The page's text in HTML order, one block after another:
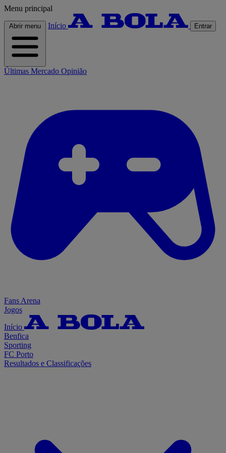
Menu principal
Abrir menu Início Entrar
Últimas Mercado Opinião
Fans Arena
Jogos
Início
Benfica
Sporting
FC Porto
Resultados e Classificações